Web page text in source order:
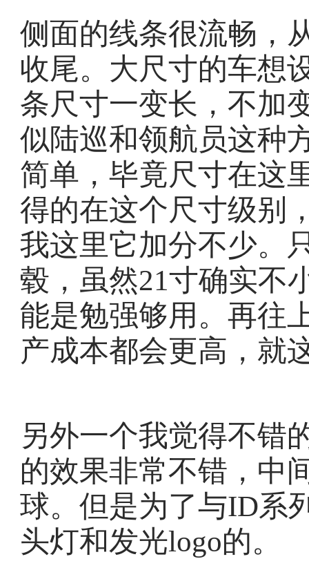
侧面的线条很流畅，
收尾。大尺寸的车想
条尺寸一变长，不加
似陆巡和领航员这种
简单，毕竟尺寸在这
得的在这个尺寸级别
我这里它加分不少。
毂，虽然21寸确实不
能是勉强够用。再往
产成本都会更高，就
另外一个我觉得不错
的效果非常不错，中
球。但是为了与ID系
头灯和发光logo的。